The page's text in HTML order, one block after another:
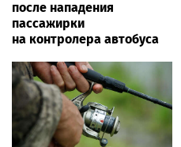
после нападения
пассажирки
на контролера автобуса